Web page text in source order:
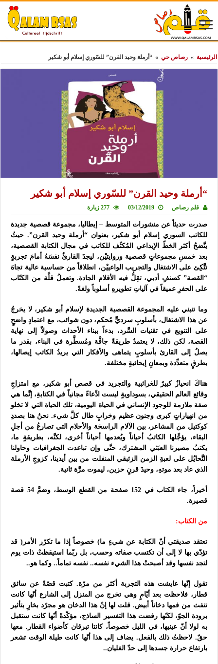
الرئيسية » رصاص حي » “أرملة وحيد القرن” للسّوري إسلام أبو شكير
“أرملة وحيد القرن” للسّوري إسلام أبو شكير
قلم رصاص 03/12/2019 277 زيارة
صدرت حديثاً عن منشورات المتوسط – إيطاليا، مجموعة قصصية جديدة
للكاتب السوري إسلام أبو شكير، بعنوان “أرملة وحيد القرن”. حيثُ
يتَّضحُ أكثر الخطّ الإبداعي المُكثّف للكاتب في مجال الكتابة القصصية،
بعد خمسِ مجموعاتٍ قصصية وروايتيْن، ليجدَ القارئُ نفسَهُ أمامَ تجربةٍ
تتَّكِئ على الاشتغال والتجريب الواعييْن، انطلاقاً من حساسية عالية تجاهَ
“القصة” كصنفٍ أدبي، تقِلُّ فيه الأقلام الجادة. وتعملُ قلَّة من الكتّاب
على الحفرِ عميقاً في آلياتِ تطويرهِ أسلوباً ولغةً.
وما تنبني عليه المجموعة القصصية الجديدة لإسلام أبو شكير، لا يخرجُ
عن هذا الاشتغال، بأسلوبٍ سرديٍّ مُحكم، دون شوائب، مع اعتمادٍ واضحٍ
على التنويع في تقنيات السَّرد، بدءاً ببناء الأحداث وصولاً إلى نهاية
القصة، لكن ذلك، لا يعتمدُ طريقةً جافَّة ومُسطَّرة في البناء، بقدر ما
يصلُ إلى القارئ بأسلوبٍ يتماهى والأفكار التي يريدُ الكاتب إيصالها،
بطرقٍ متعدِّدة وبمعانٍ إيحائيةٍ مختلفة.
هناكَ انحيازٌ كبيرٌ للغرائبية والتجريد في قصص أبو شكير، مع امتزاجِ
وقائع العالم الحقيقي، بسوداويةٍ ليست ادِّعاءً مجانياً في الكتابةِ، إنَّما هي
صفة ملازمة للوجود الإنساني في الحياة اليومية، تلك الحياة التي لا تخلو
من انهياراتٍ كبرى وجنون عظيم وخرابٍ طال كلَّ شيء. نحنُ هنا بصددِ
كوكتيل من المشاعر، بين الآلام الراسخة والأحلام التي تصارعُ من أجلِ
البقاء، يؤجِّلها الكاتبُ أحياناً ويُعدمها أحياناً أخرى، لكنَّه، بطريقةٍ ما،
يكتبُ مصيرنا العبَثي المشترك، حتَّى وإن تباعدت الجغرافيات وحاولنا
التَّحايُل على لعبةِ الزمن الزئبقي المنفلت من بين أيدينا، كزوجِ الأرملة
الذي عاد بعد موتهِ، وحيدَ قرنٍ حزين، ليموت مرَّة ثانية.
أخيراً، جاء الكتاب في 152 صفحة من القطع الوسط، وضمَّ 54 قصة
قصيرة.
من الكتاب:
تعتقد صديقتي أنّ الكتابة عن شيءٍ ما) خصوصاً إذا ما تكرّر الأمر( قد
تؤدّي بها لا إلى أن تكتسب صفاته وحسب، بل ربّما استيقظتْ ذات يوم
لتجد نفسها وقد أصبحتْ هذا الشيء نفسه.. نفسه تماماً.. وكما هو..
تقول إنّها عايشت هذه التجربة أكثر من مرّة. كتبت قصّةً عن سائق
قطار، فلاحظت بعد أيّامٍ وهي تخرج من المنزل إلى الشارع أنّها كانت
تنفث من فمها دخاناً أبيض. قلت لها إنّ هذا الدخان هو مجرّد بخارٍ بتأثير
برودة الجوّ، لكنّها رفضت هذا التفسير الساذج، مؤكّدةً أنّها كانت ستقبل
به لولا أنّ عينيها، في الليل خصوصاً، كانتا تبرقان كأضواء القطار. معها
حقّ. لاحظتُ ذلك بالفعل. يضاف إلى هذا أنّها كانت طيلة الوقت تشعر
بارتفاع حرارة جسدها إلى حدّ الغليان..